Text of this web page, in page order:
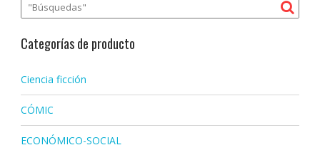
Categorías de producto
Ciencia ficción
CÓMIC
ECONÓMICO-SOCIAL